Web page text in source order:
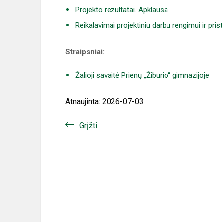
Projekto rezultatai. Apklausa
Reikalavimai projektiniu darbu rengimui ir
Straipsniai:
Žalioji savaitė Prienų „Žiburio“ gimnazijoje
Atnaujinta: 2026-07-03
Grįžti